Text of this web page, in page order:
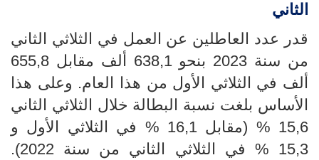
الثاني
قدر عدد العاطلين عن العمل في الثلاثي الثاني
من سنة 2023 بنحو 638,1 ألف مقابل 655,8
ألف في الثلاثي الأول من هذا العام. وعلى هذا
الأساس بلغت نسبة البطالة خلال الثلاثي الثاني
15,6
% (مقابل 16,1 % في الثلاثي الأول و
15,3 % في
الثلاثي الثاني من سنة 2022).